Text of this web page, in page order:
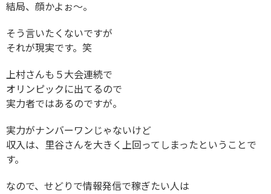
結局、顔かよぉ〜。
そう言いたくないですが
それが現実です。笑
上村さんも５大会連続で
オリンピックに出てるので
実力者ではあるのですが。
実力がナンバーワンじゃないけど
収入は、里谷さんを大きく上回ってしまったということで
す。
なので、せどりで情報発信で稼ぎたい人は